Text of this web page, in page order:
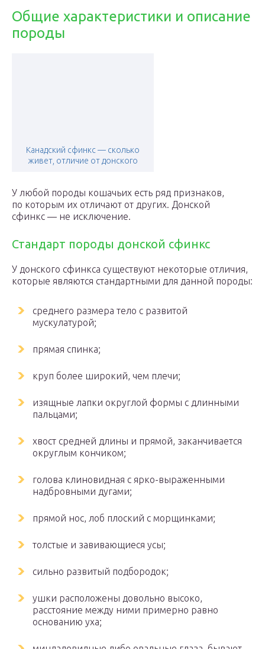
Общие характеристики и описание
породы
Канадский сфинкс — сколько
живет, отличие от донского
У любой породы кошачьих есть ряд признаков,
по которым их отличают от других. Донской
сфинкс — не исключение.
Стандарт породы донской сфинкс
У донского сфинкса существуют некоторые отличия,
которые являются стандартными для данной породы:
среднего размера тело с развитой
мускулатурой;
прямая спинка;
круп более широкий, чем плечи;
изящные лапки округлой формы с длинными
пальцами;
хвост средней длины и прямой, заканчивается
округлым кончиком;
голова клиновидная с ярко-выраженными
надбровными дугами;
прямой нос, лоб плоский с морщинками;
толстые и завивающиеся усы;
сильно развитый подбородок;
ушки расположены довольно высоко,
расстояние между ними примерно равно
основанию уха;